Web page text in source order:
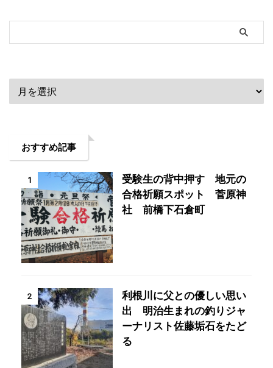
おすすめ記事
1
受験生の背中押す 地元の
合格祈願スポット 菅原神
社 前橋下石倉町
2
利根川に父との優しい思い
出 明治生まれの釣りジャ
ーナリスト佐藤垢石をたど
る